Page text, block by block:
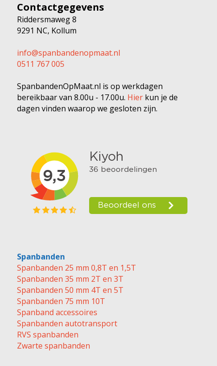
Contactgegevens
Riddersmaweg 8
9291 NC, Kollum
info@spanbandenopmaat.nl
0511 767 005
SpanbandenOpMaat.nl is op werkdagen
bereikbaar van 8.00u - 17.00u. Hier kun je de
dagen vinden waarop we gesloten zijn.
Spanbanden
Spanbanden 25 mm 0,8T en 1,5T
Spanbanden 35 mm 2T en 3T
Spanbanden 50 mm 4T en 5T
Spanbanden 75 mm 10T
Spanband accessoires
Spanbanden autotransport
RVS spanbanden
Zwarte spanbanden